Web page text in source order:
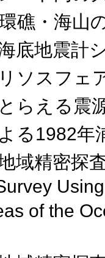
礁・海山
底地震計
ソスフェ
らえる震
る1982
域精密探
of the